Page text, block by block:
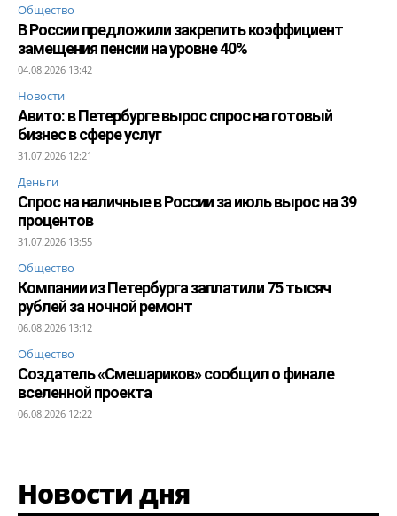
Общество
В России предложили закрепить коэффициент
замещения пенсии на уровне 40%
04.08.2026 13:42
Новости
Авито: в Петербурге вырос спрос на готовый
бизнес в сфере услуг
31.07.2026 12:21
Деньги
Спрос на наличные в России за июль вырос на 39
процентов
31.07.2026 13:55
Общество
Компании из Петербурга заплатили 75 тысяч
рублей за ночной ремонт
06.08.2026 13:12
Общество
Создатель «Смешариков» сообщил о финале
вселенной проекта
06.08.2026 12:22
Новости дня